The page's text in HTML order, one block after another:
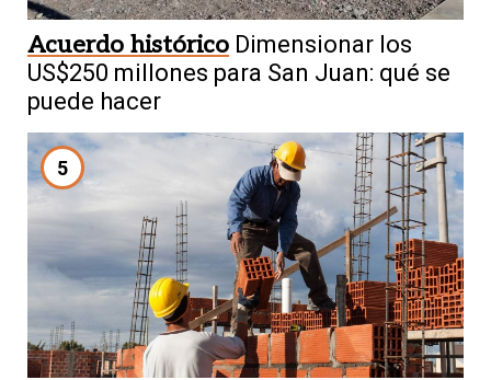
Acuerdo histórico Dimensionar los
US$250 millones para San Juan: qué se
puede hacer
5